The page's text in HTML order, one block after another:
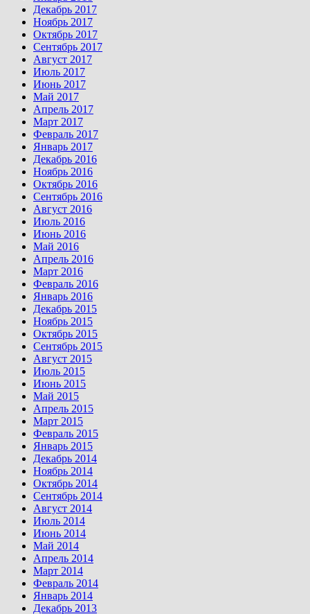
Декабрь 2017
Ноябрь 2017
Октябрь 2017
Сентябрь 2017
Август 2017
Июль 2017
Июнь 2017
Май 2017
Апрель 2017
Март 2017
Февраль 2017
Январь 2017
Декабрь 2016
Ноябрь 2016
Октябрь 2016
Сентябрь 2016
Август 2016
Июль 2016
Июнь 2016
Май 2016
Апрель 2016
Март 2016
Февраль 2016
Январь 2016
Декабрь 2015
Ноябрь 2015
Октябрь 2015
Сентябрь 2015
Август 2015
Июль 2015
Июнь 2015
Май 2015
Апрель 2015
Март 2015
Февраль 2015
Январь 2015
Декабрь 2014
Ноябрь 2014
Октябрь 2014
Сентябрь 2014
Август 2014
Июль 2014
Июнь 2014
Май 2014
Апрель 2014
Март 2014
Февраль 2014
Январь 2014
Декабрь 2013